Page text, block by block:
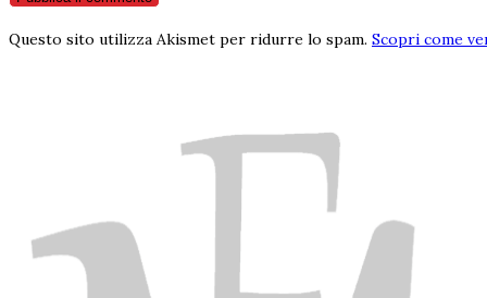
Questo sito utilizza Akismet per ridurre lo spam. Scopri come